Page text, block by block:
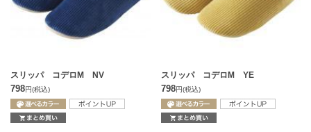
スリッパ コデロM NV
798円(税込)
スリッパ コデロM YE
798円(税込)